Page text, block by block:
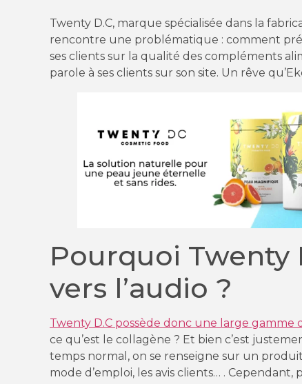
Twenty D.C, marque spécialisée dans la
rencontre une problématique : comment
ses clients sur la qualité des compléments
parole à ses clients sur son site. Un rêve
Pourquoi Twenty
vers l’audio ?
Twenty D.C possède donc une large gamme
ce qu’est le collagène ? Et bien c’est
temps normal, on se renseigne sur un
mode d’emploi, les avis clients… . Cependant,